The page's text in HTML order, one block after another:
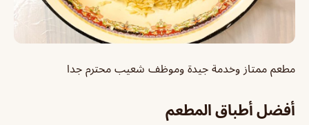
مطعم ممتاز وخدمة جيدة وموظف شعيب محترم جدا
أفضل أطباق المطعم